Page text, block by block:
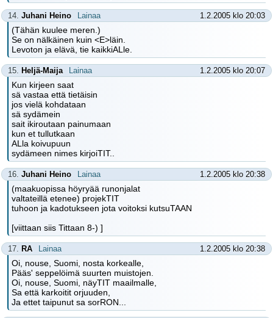
14. Juhani Heino Lainaa 1.2.2005 klo 20:03
(Tähän kuulee meren.)
Se on nälkäinen kuin <E>läin.
Levoton ja elävä, tie kaikkiALle.
15. Heljä-Maija Lainaa 1.2.2005 klo 20:07
Kun kirjeen saat
sä vastaa että tietäisin
jos vielä kohdataan
sä sydämein
sait ikiroutaan painumaan
kun et tullutkaan
ALla koivupuun
sydämeen nimes kirjoiTIT..
16. Juhani Heino Lainaa 1.2.2005 klo 20:38
(maakuopissa höyryää runonjalat
valtateillä etenee) projekTIT
tuhoon ja kadotukseen jota voitoksi kutsuTAAN
[viittaan siis Tittaan 8-) ]
17. RA Lainaa 1.2.2005 klo 20:38
Oi, nouse, Suomi, nosta korkealle,
Pääs' seppelöimä suurten muistojen.
Oi, nouse, Suomi, näyTIT maailmalle,
Sa että karkoitit orjuuden,
Ja ettet taipunut sa sorRON...